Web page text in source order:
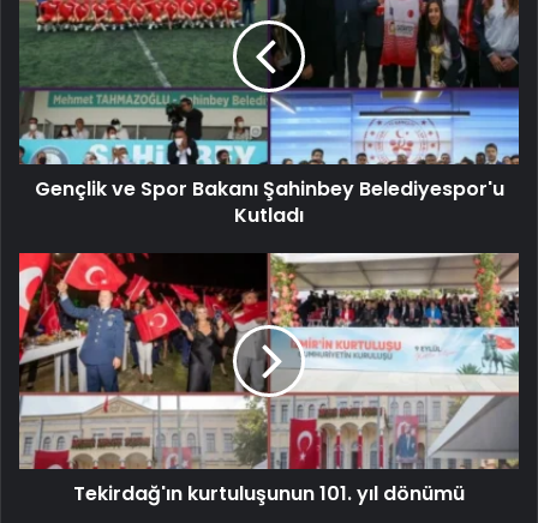
Gençlik ve Spor Bakanı Şahinbey Belediyespor'u
Kutladı
Tekirdağ'ın kurtuluşunun 101. yıl dönümü